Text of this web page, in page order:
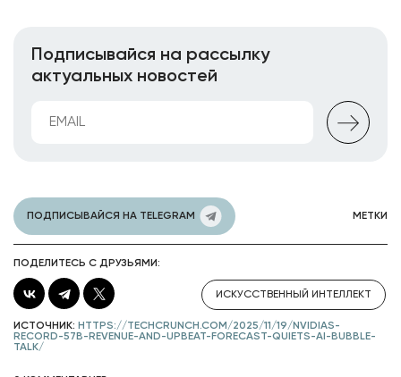
Подписывайся на рассылку
актуальных новостей
ПОДПИСЫВАЙСЯ НА TELEGRAM МЕТКИ
ПОДЕЛИТЕСЬ С ДРУЗЬЯМИ:
ИСКУССТВЕННЫЙ ИНТЕЛЛЕКТ
ИСТОЧНИК: HTTPS://TECHCRUNCH.COM/2025/11/19/NVIDIAS-
RECORD-57B-REVENUE-AND-UPBEAT-FORECAST-QUIETS-AI-BUBBLE-
TALK/